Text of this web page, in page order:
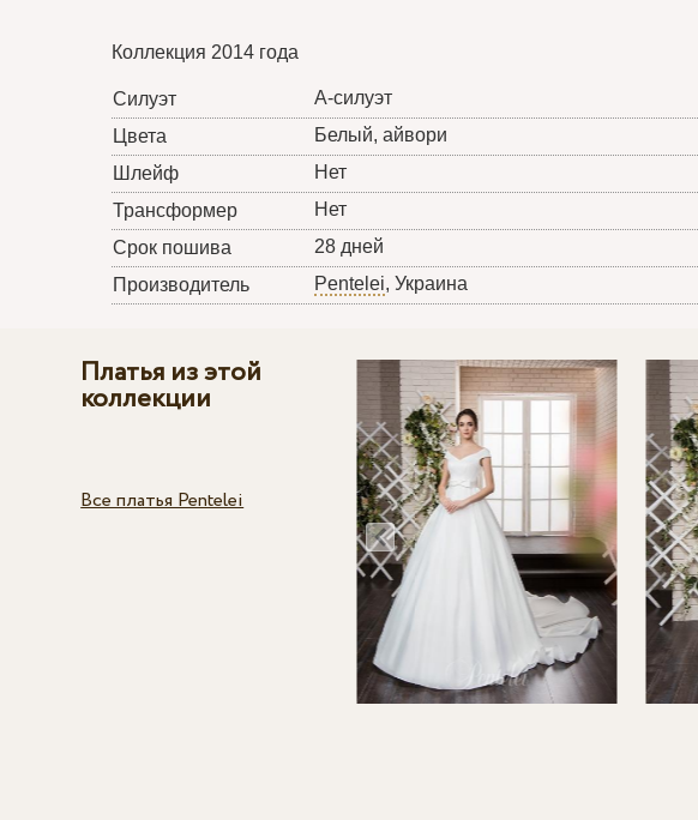
Коллекция 2014 года
Силуэт
А-силуэт
Цвета
Белый, айвори
Шлейф
Нет
Трансформер
Нет
Срок пошива
28 дней
Производитель
Pentelei, Украина
Платья из этой
коллекции
Все платья Pentelei